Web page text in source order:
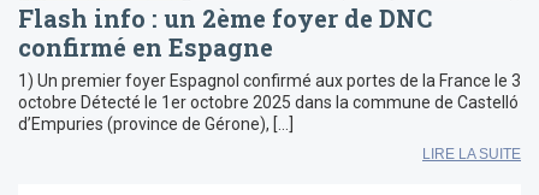
Flash info : un 2ème foyer de DNC
confirmé en Espagne
1) Un premier foyer Espagnol confirmé aux portes de la France le 3
octobre Détecté le 1er octobre 2025 dans la commune de Castelló
d’Empuries (province de Gérone), […]
LIRE LA SUITE